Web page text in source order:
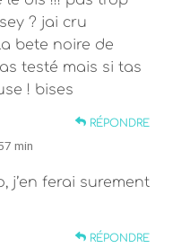
? jai cru
bete noire de
testé mais si tas
! bises
RÉPONDRE
min
j’en ferai surement
RÉPONDRE